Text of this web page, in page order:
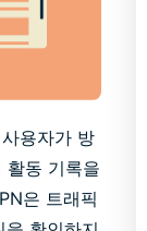
용자가 방
활동 기록을
은 트래픽